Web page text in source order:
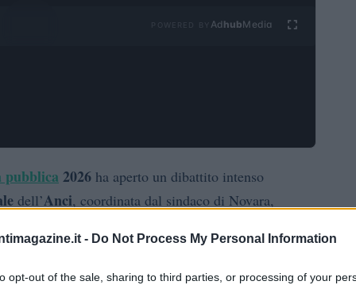
- Do Not Process My Personal Information
opt-out of the sale, sharing to third parties, or processing of your
Ad hubMedia
pubblica 2026 ha aperto un dibattito intenso
dell’Anci, coordinata dal sindaco di Novara,
numerosi sindaci e assessori al bilancio
il presidenteMauro Guerra, il responsabile
generaleVeronica Nicotra. L’incontro ha cercato di